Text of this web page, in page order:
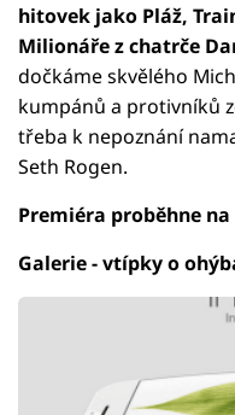
hitovek jako Pláž,
Milionáře z chatrče
dočkáme skvělého
kumpánů a protivníků
třeba k nepoznání
Seth Rogen.
Premiéra proběhne
Galerie - vtípky o